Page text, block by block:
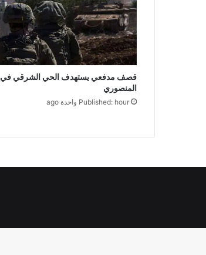
قصف مدفعي يستهدف الحي الشرقي في
المنصوري
Published: hour واحدة ago